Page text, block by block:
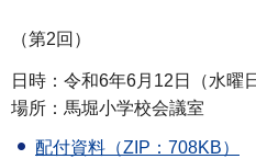
（第2回）
日時：令和6年6月12日（水曜
場所：馬堀小学校会議室
配付資料（ZIP：708KB）